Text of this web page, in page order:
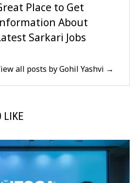
Place to Get
About
Sarkari Jobs
all posts by Gohil Yashvi →
LIKE